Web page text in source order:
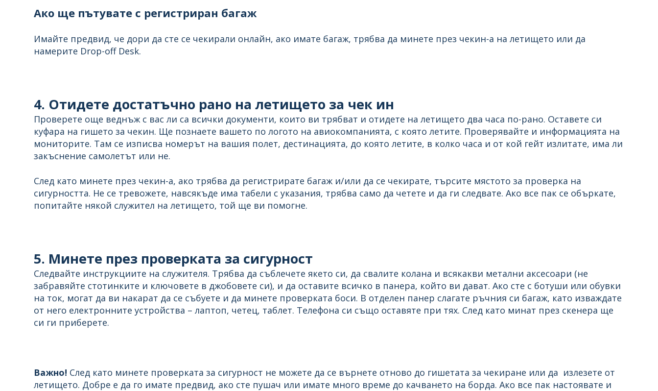
Ако ще пътувате с регистриран багаж
Имайте предвид, че дори да сте се чекирали онлайн, ако имате багаж, трябва да минете през чекин-а на летището или да
намерите Drop-off Desk.
4. Отидете достатъчно рано на летището за чек ин
Проверете още веднъж с вас ли са всички документи, които ви трябват и отидете на летището два часа по-рано. Оставете си
куфара на гишето за чекин. Ще познаете вашето по логото на авиокомпанията, с която летите. Проверявайте и информацията на
мониторите. Там се изписва номерът на вашия полет, дестинацията, до която летите, в колко часа и от кой гейт излитате, има ли
закъснение самолетът или не.
След като минете през чекин-а, ако трябва да регистрирате багаж и/или да се чекирате, търсите мястото за проверка на
сигурността. Не се тревожете, навсякъде има табели с указания, трябва само да четете и да ги следвате. Ако все пак се объркате,
попитайте някой служител на летището, той ще ви помогне.
5. Минете през проверката за сигурност
Следвайте инструкциите на служителя. Трябва да съблечете якето си, да свалите колана и всякакви метални аксесоари (не
забравяйте стотинките и ключовете в джобовете си), и да оставите всичко в панера, който ви дават. Ако сте с ботуши или обувки
на ток, могат да ви накарат да се събуете и да минете проверката боси. В отделен панер слагате ръчния си багаж, като изваждате
от него електронните устройства – лаптоп, четец, таблет. Телефона си също оставяте при тях. След като минат през скенера ще
си ги приберете.
Важно! След като минете проверката за сигурност не можете да се върнете отново до гишетата за чекиране или да излезете от
летището. Добре е да го имате предвид, ако сте пушач или имате много време до качването на борда. Ако все пак настоявате и